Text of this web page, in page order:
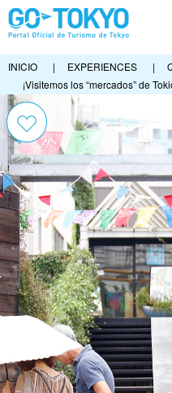
INICIO | EXPERIENCES |
¡Visitemos los “mercados” de